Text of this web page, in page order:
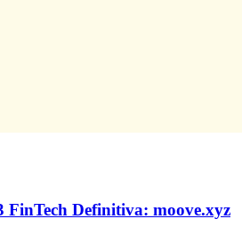
FinTech Definitiva: moove.xyz